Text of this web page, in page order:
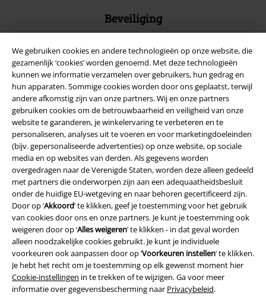
We gebruiken cookies en andere technologieën op onze website, die
gezamenlijk ‘cookies’ worden genoemd. Met deze technologieën
kunnen we informatie verzamelen over gebruikers, hun gedrag en
hun apparaten. Sommige cookies worden door ons geplaatst, terwijl
andere afkomstig zijn van onze partners. Wij en onze partners
gebruiken cookies om de betrouwbaarheid en veiligheid van onze
website te garanderen, je winkelervaring te verbeteren en te
personaliseren, analyses uit te voeren en voor marketingdoeleinden
(bijv. gepersonaliseerde advertenties) op onze website, op sociale
media en op websites van derden. Als gegevens worden
overgedragen naar de Verenigde Staten, worden deze alleen gedeeld
met partners die onderworpen zijn aan een adequaatheidsbesluit
onder de huidige EU-wetgeving en naar behoren gecertificeerd zijn.
Door op ‘Akkoord’ te klikken, geef je toestemming voor het gebruik
van cookies door ons en onze partners. Je kunt je toestemming ook
weigeren door op ‘Alles weigeren’ te klikken - in dat geval worden
alleen noodzakelijke cookies gebruikt. Je kunt je individuele
voorkeuren ook aanpassen door op ‘Voorkeuren instellen’ te klikken.
Je hebt het recht om je toestemming op elk gewenst moment hier
Cookie-instellingen in te trekken of te wijzigen. Ga voor meer
informatie over gegevensbescherming naar Privacybeleid.
Beveiliging
Legal
Algemene Voorwaarden
Bedrijfsgegevens
Privacyverklaring
Verklaring van conformiteit